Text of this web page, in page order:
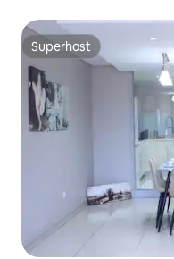
Superhost
Superhost